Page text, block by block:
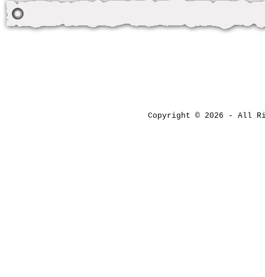
Copyright © 2026 - All